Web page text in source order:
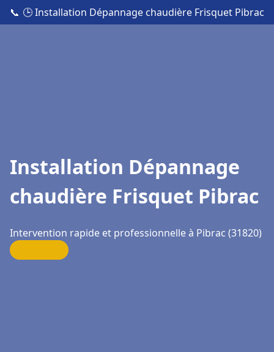
📞 🕒 Installation Dépannage chaudière Frisquet Pibrac
Installation Dépannage
chaudière Frisquet Pibrac
Intervention rapide et professionnelle à Pibrac (31820)